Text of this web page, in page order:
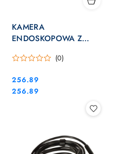
KAMERA
ENDOSKOPOWA Z
BIGSTREN-19376 2 Mpx
(0)
Cena:
256.89
Cena:
256.89